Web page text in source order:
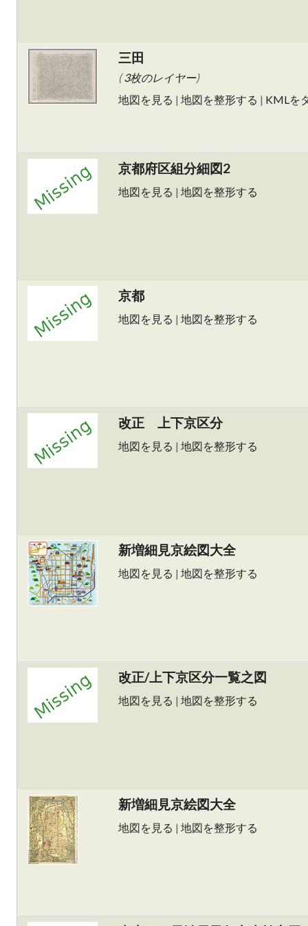
三田
(3枚のレイヤー)
地図を見る | 地図を整形する | KMLを
京都府区組分細図2
地図を見る | 地図を整形する
京都
地図を見る | 地図を整形する
改正 上下京区分
地図を見る | 地図を整形する
新増細見京絵図大全
地図を見る | 地図を整形する
改正/上下京区分一覧之図
地図を見る | 地図を整形する
新増細見京絵図大全
地図を見る | 地図を整形する